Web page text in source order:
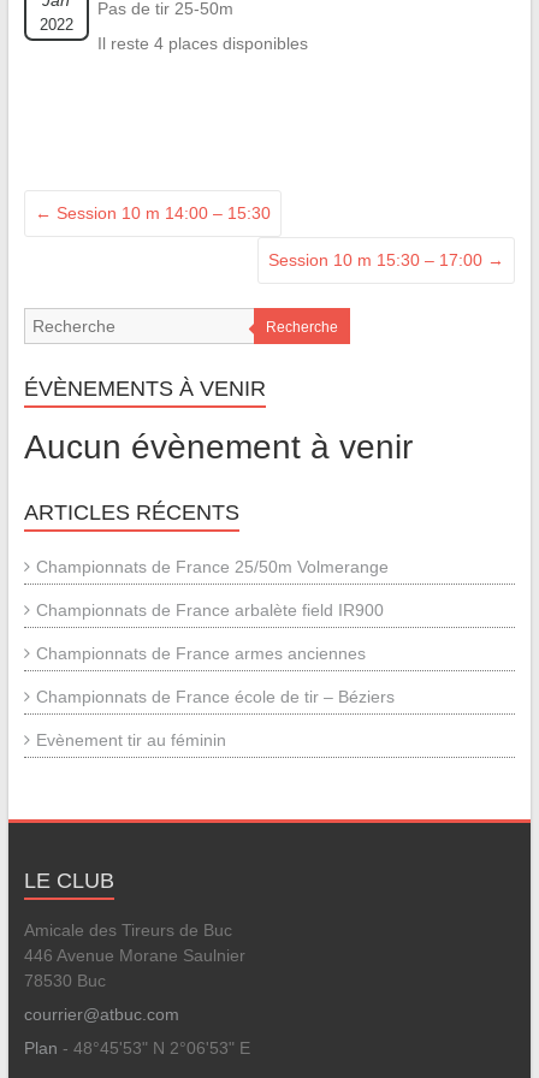
2022
Pas de tir 25-50m
Il reste 4 places disponibles
← Session 10 m 14:00 – 15:30
Session 10 m 15:30 – 17:00 →
Recherche
ÉVÈNEMENTS À VENIR
Aucun évènement à venir
ARTICLES RÉCENTS
Championnats de France 25/50m Volmerange
Championnats de France arbalète field IR900
Championnats de France armes anciennes
Championnats de France école de tir – Béziers
Evènement tir au féminin
LE CLUB
Amicale des Tireurs de Buc
446 Avenue Morane Saulnier
78530 Buc
courrier@atbuc.com
Plan - 48°45'53" N 2°06'53" E